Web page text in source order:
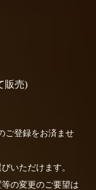
販売)
ご登録をお済ませ
いただけます。
の変更のご要望は